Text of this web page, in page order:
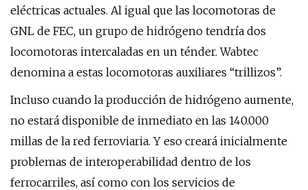
eléctricas actuales. Al igual que las locomotoras de
GNL de FEC, un grupo de hidrógeno tendría dos
locomotoras intercaladas en un ténder. Wabtec
denomina a estas locomotoras auxiliares “trillizos”.
Incluso cuando la producción de hidrógeno aumente,
no estará disponible de inmediato en las 140.000
millas de la red ferroviaria. Y eso creará inicialmente
problemas de interoperabilidad dentro de los
ferrocarriles, así como con los servicios de